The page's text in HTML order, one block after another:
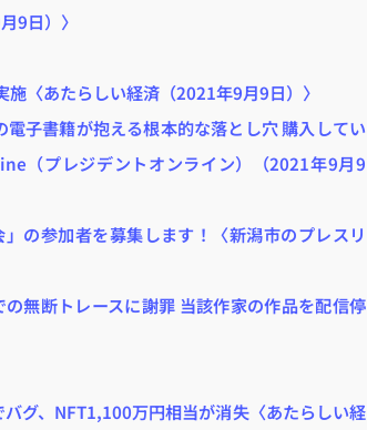
9日）〉
〈あたらしい経済（2021年9月9日）〉
子書籍が抱える根本的な落とし穴 購入してい
（プレジデントオンライン）（2021年9月9
の参加者を募集します！〈新潟市のプレスリ
無断トレースに謝罪 当該作家の作品を配信停
グ、NFT1,100万円相当が消失〈あたらしい経